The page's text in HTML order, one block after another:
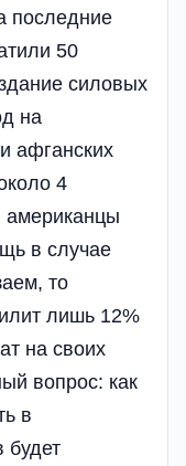
последние
50
силовых
на
афганских
4
в случае
то
лишь 12%
на своих
вопрос: как
в
будет